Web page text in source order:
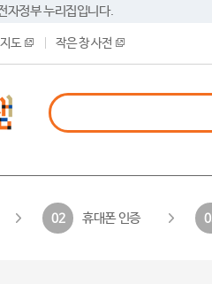
자정부 누리집입니다.
도 작은 창 사전
02 휴대폰 인증